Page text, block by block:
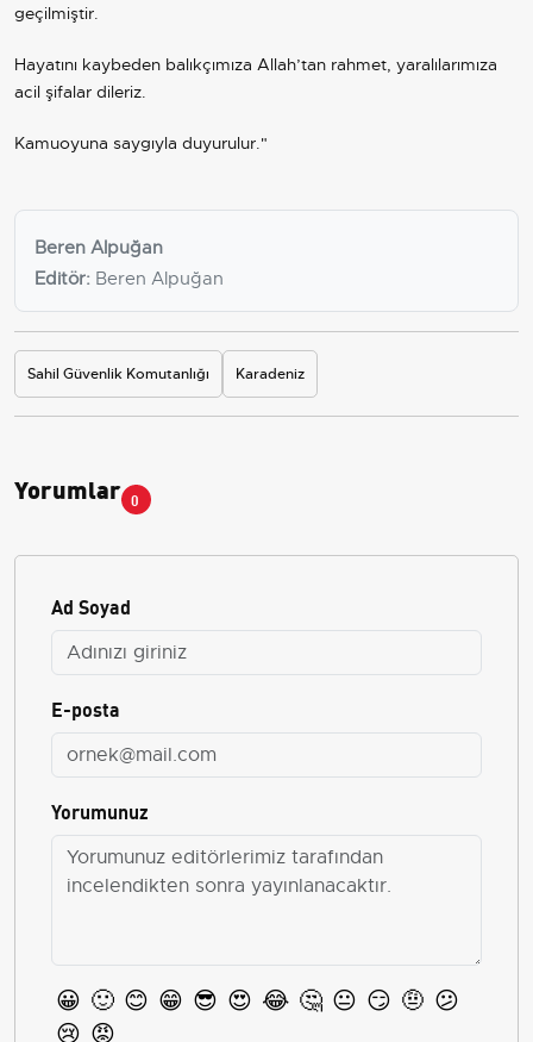
geçilmiştir.
Hayatını kaybeden balıkçımıza Allah’tan rahmet, yaralılarımıza
acil şifalar dileriz.
Kamuoyuna saygıyla duyurulur."
Beren Alpuğan
Editör: Beren Alpuğan
Sahil Güvenlik Komutanlığı Karadeniz
Yorumlar 0
Ad Soyad
E-posta
Yorumunuz
😀 🙂 😊 😁 😎 😍 😂 🤔 😐 😏 🤨 😕
😢 😡